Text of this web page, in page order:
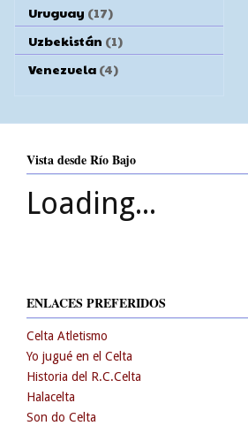
Uruguay (17)
Uzbekistán (1)
Venezuela (4)
Vista desde Río Bajo
Loading...
ENLACES PREFERIDOS
Celta Atletismo
Yo jugué en el Celta
Historia del R.C.Celta
Halacelta
Son do Celta